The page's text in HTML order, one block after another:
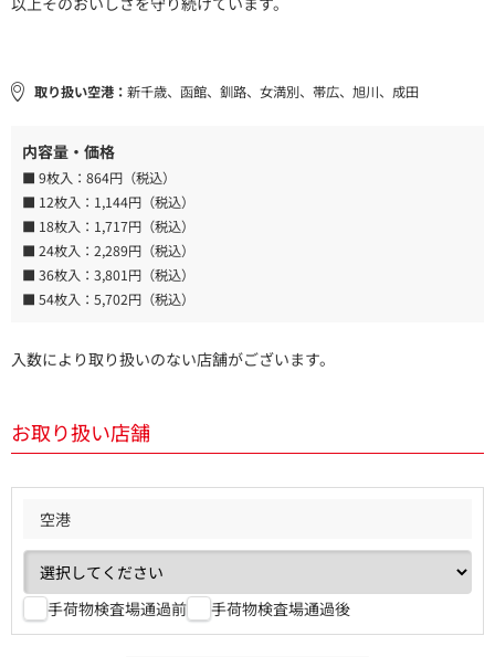
取り扱い空港： 新千歳、函館、釧路、女満別、帯広、旭川、成田
内容量・価格
■ 9枚入： 864円（税込）
■ 12枚入： 1,144円（税込）
■ 18枚入： 1,717円（税込）
■ 24枚入： 2,289円（税込）
■ 36枚入： 3,801円（税込）
■ 54枚入： 5,702円（税込）
入数により取り扱いのない店舗がございます。
お取り扱い店舗
空港
手荷物検査場通過前 手荷物検査場通過後